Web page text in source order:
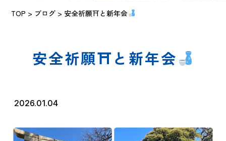
TOP > ブログ > 安全祈願⛩と新年会
安全祈願⛩と新年会
2026.01.04